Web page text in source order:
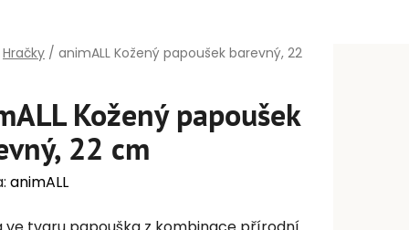
Hračky / animALL Kožený papoušek barevný, 22
Kožený papoušek
22 cm
animALL